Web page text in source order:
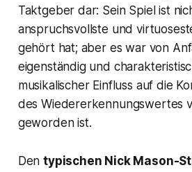
Taktgeber dar: Sein Spiel ist
anspruchsvollste und
gehört hat; aber es war von
eigenständig und
musikalischer Einfluss auf die
des Wiedererkennungswertes
geworden ist.
Dentypischen Nick Mason-